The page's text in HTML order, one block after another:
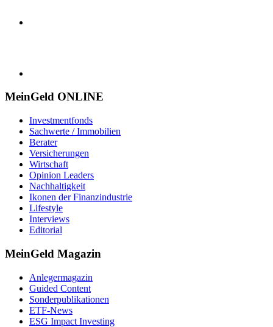
MeinGeld ONLINE
Investmentfonds
Sachwerte / Immobilien
Berater
Versicherungen
Wirtschaft
Opinion Leaders
Nachhaltigkeit
Ikonen der Finanzindustrie
Lifestyle
Interviews
Editorial
MeinGeld Magazin
Anlegermagazin
Guided Content
Sonderpublikationen
ETF-News
ESG Impact Investing